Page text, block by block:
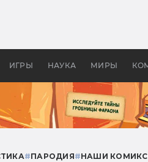
ИГРЫ НАУКА МИРЫ
апокалипсис, в России —
#ПАРОДИЯ#НАШИ